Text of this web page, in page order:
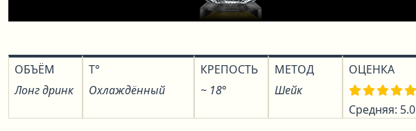
ОБЪЁМ
Лонг дринк
T°
Охлаждённый
КРЕПОСТЬ
~ 18°
МЕТОД
Шейк
ОЦЕНКА
Средняя: 5.0